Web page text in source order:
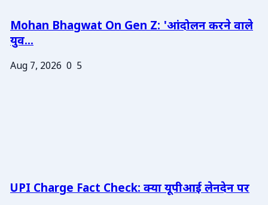
Mohan Bhagwat On Gen Z: 'आंदोलन करने वाले
युव...
Aug 7, 2026 0 5
UPI Charge Fact Check: क्या यूपीआई लेनदेन पर